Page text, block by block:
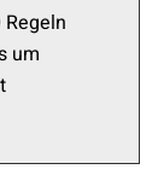
um